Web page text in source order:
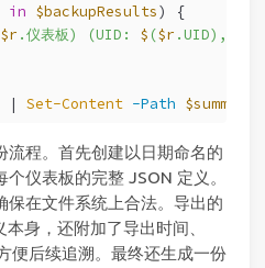
in $backupResults) {
$r .仪表板) (UID: $ ($r .UID), 面
| Set-Content -Path
流程。首先创建以日期命名的
仪表板的完整 JSON 定义。
保在文件系统上合法。导出的
身，还附加了导出时间、
便后续追溯。最终还生成一份